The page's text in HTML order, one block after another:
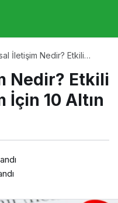
İletişim Nedir? Etkili
Nedir? Etkili
10 Altın
Etkili Kurumsal